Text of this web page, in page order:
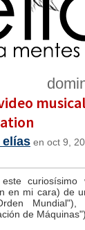
elías en oct 9,
curiosísimo
en mi cara) de
de Máquinas").